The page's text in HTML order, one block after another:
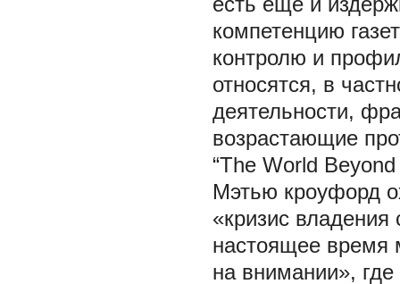
компетенцию
контролю и
относятся, в
деятельности,
возрастающие
“The World
Мэтью кроуфорд
«кризис
настоящее время
на внимании»,